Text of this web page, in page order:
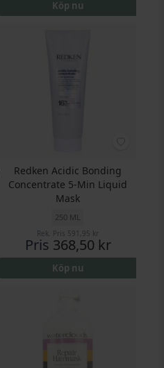
Köp nu
Redken Acidic Bonding
Concentrate 5-Min Liquid
Mask
250 ML
Rek. Pris 591,95 kr
Pris 368,50 kr
Köp nu